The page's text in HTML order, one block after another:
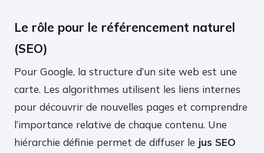
Le rôle pour le référencement naturel
(SEO)
Pour Google, la structure d’un site web est une
carte. Les algorithmes utilisent les liens internes
pour découvrir de nouvelles pages et comprendre
l’importance relative de chaque contenu. Une
hiérarchie définie permet de diffuser le jus SEO